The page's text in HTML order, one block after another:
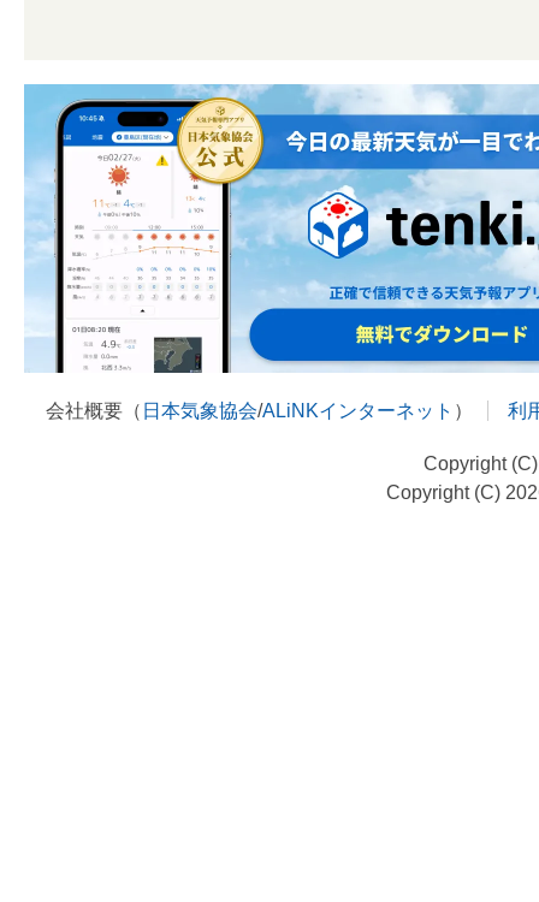
会社概要（ 日本気象協会/ALiNKインターネット ） 利
Copyright
Copyright (C)